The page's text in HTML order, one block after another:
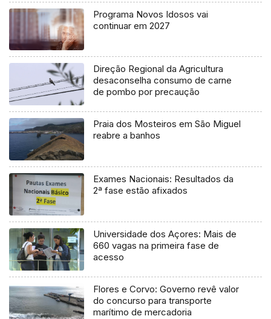
Programa Novos Idosos vai
continuar em 2027
Direção Regional da Agricultura
desaconselha consumo de carne
de pombo por precaução
Praia dos Mosteiros em São Miguel
reabre a banhos
Exames Nacionais: Resultados da
2ª fase estão afixados
Universidade dos Açores: Mais de
660 vagas na primeira fase de
acesso
Flores e Corvo: Governo revê valor
do concurso para transporte
marítimo de mercadoria